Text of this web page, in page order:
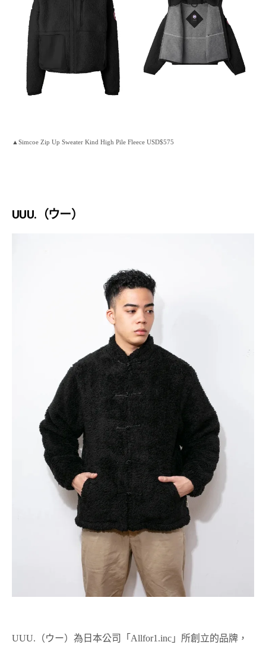
▲Simcoe Zip Up Sweater Kind High Pile Fleece USD$575
UUU.（ウー）
UUU.（ウー）為日本公司「Allfor1.inc」所創立的品牌，